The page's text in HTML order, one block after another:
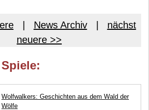
| News Archiv| nächst
neuere >>
Wolfwalkers: Geschichten aus dem Wald der
Wölfe